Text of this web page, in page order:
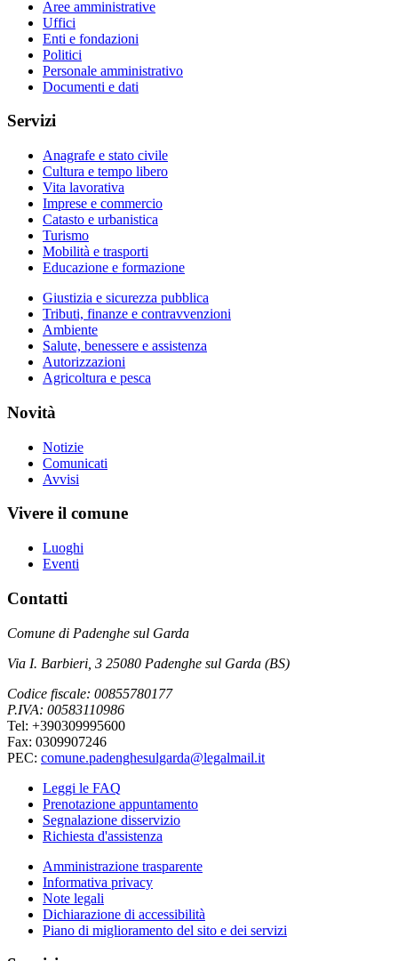
Aree amministrative
Uffici
Enti e fondazioni
Politici
Personale amministrativo
Documenti e dati
Servizi
Anagrafe e stato civile
Cultura e tempo libero
Vita lavorativa
Imprese e commercio
Catasto e urbanistica
Turismo
Mobilità e trasporti
Educazione e formazione
Giustizia e sicurezza pubblica
Tributi, finanze e contravvenzioni
Ambiente
Salute, benessere e assistenza
Autorizzazioni
Agricoltura e pesca
Novità
Notizie
Comunicati
Avvisi
Vivere il comune
Luoghi
Eventi
Contatti
Comune di Padenghe sul Garda
Via I. Barbieri, 3 25080 Padenghe sul Garda (BS)
Codice fiscale: 00855780177
P.IVA: 00583110986
Tel: +390309995600
Fax: 0309907246
PEC: comune.padenghesulgarda@legalmail.it
Leggi le FAQ
Prenotazione appuntamento
Segnalazione disservizio
Richiesta d'assistenza
Amministrazione trasparente
Informativa privacy
Note legali
Dichiarazione di accessibilità
Piano di miglioramento del sito e dei servizi